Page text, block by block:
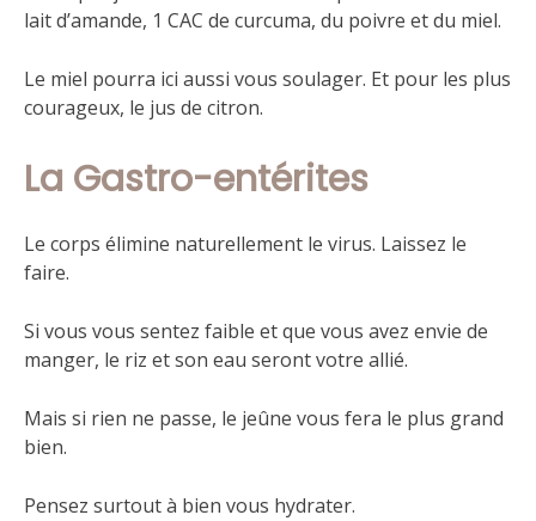
lait d’amande, 1 CAC de curcuma, du poivre et du miel.
Le miel pourra ici aussi vous soulager. Et pour les plus
courageux, le jus de citron.
La Gastro-entérites
Le corps élimine naturellement le virus. Laissez le
faire.
Si vous vous sentez faible et que vous avez envie de
manger, le riz et son eau seront votre allié.
Mais si rien ne passe, le jeûne vous fera le plus grand
bien.
Pensez surtout à bien vous hydrater.